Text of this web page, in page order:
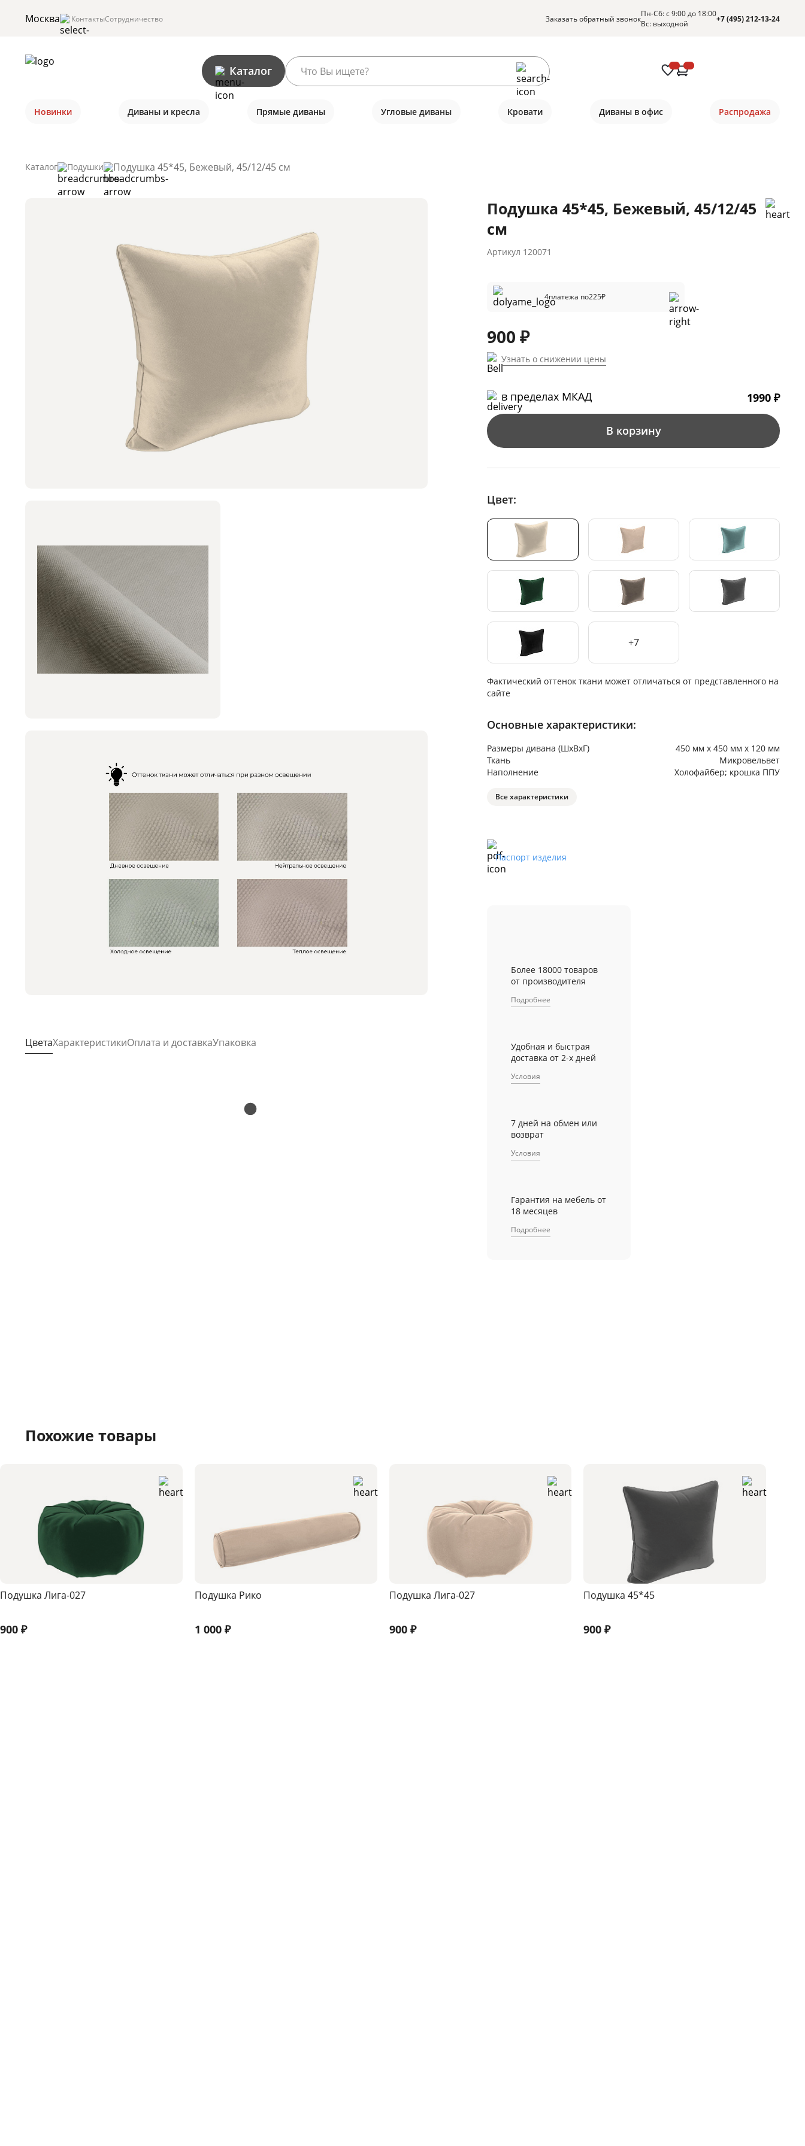
Москва КонтактыСотрудничество Заказать обратный звонокПн-Сб: с 9:00 до 18:00
Вс: выходной
+7 (495) 212-13-24
Каталог
Новинки Диваны и кресла Прямые диваны Угловые диваны Кровати Диваны в офис Распродажа
Каталог Подушки Подушка 45*45, Бежевый, 45/12/45 см
ЦветаХарактеристикиОплата и доставкаУпаковка
Подушка 45*45, Бежевый, 45/12/45
см
Артикул 120071
4платежа по225₽
900 ₽
Узнать о снижении цены
в пределах МКАД 1990 ₽
В корзину
Цвет:
+7
Фактический оттенок ткани может отличаться от представленного на
сайте
Основные характеристики:
Размеры дивана (ШхВхГ)
450 мм х 450 мм х 120 мм
Ткань
Микровельвет
Наполнение
Холофайбер; крошка ППУ
Все характеристики
Паспорт изделия
Более 18000 товаров
от производителя
Подробнее
Удобная и быстрая
доставка от 2-х дней
Условия
7 дней на обмен или
возврат
Условия
Гарантия на мебель от
18 месяцев
Подробнее
Похожие товары
Подушка Лига-027
900 ₽
Подушка Рико
1 000₽
Подушка Лига-027
900₽
Подушка 45*45
900 ₽